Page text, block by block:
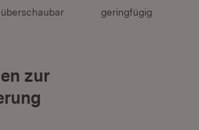
überschaubar geringfügig
zur